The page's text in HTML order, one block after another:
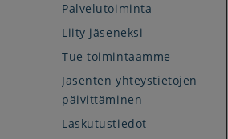
Palvelutoiminta
Liity jäseneksi
Tue toimintaamme
Jäsenten yhteystietojen
päivittäminen
Laskutustiedot